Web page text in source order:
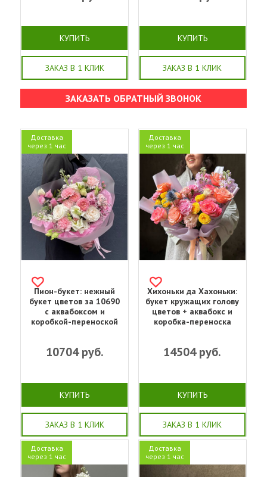
КУПИТЬ
ЗАКАЗ В 1 КЛИК
КУПИТЬ
ЗАКАЗ В 1 КЛИК
ЗАКАЗАТЬ ОБРАТНЫЙ ЗВОНОК
Доставка
через 1 час
Пион-букет: нежный
букет цветов за 10690
с аквабоксом и
коробкой-переноской
10704руб.
КУПИТЬ
ЗАКАЗ В 1 КЛИК
Доставка
через 1 час
Хихоньки да Хахоньки:
букет кружащих голову
цветов + аквабокс и
коробка-переноска
14504руб.
КУПИТЬ
ЗАКАЗ В 1 КЛИК
Доставка
через 1 час
Доставка
через 1 час